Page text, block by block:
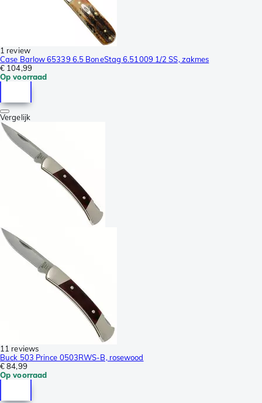
1 review
Case Barlow 65339 6.5 BoneStag 6.51009 1/2 SS, zakmes
€ 104,99
Op voorraad
Vergelijk
11 reviews
Buck 503 Prince 0503RWS-B, rosewood
€ 84,99
Op voorraad